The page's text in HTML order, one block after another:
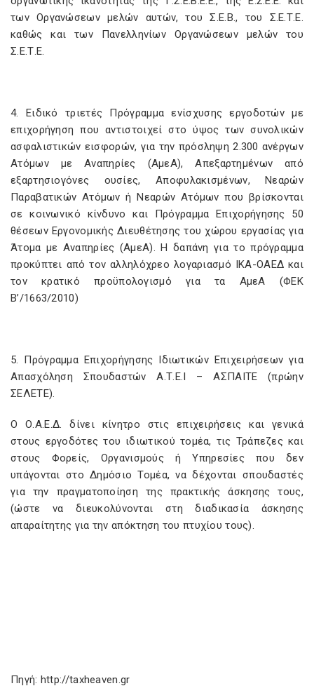
των Οργανώσεων μελών αυτών, του Σ.Ε.Β., του Σ.Ε.Τ.Ε.
καθώς και των Πανελληνίων Οργανώσεων μελών του
Σ.Ε.Τ.Ε.
4. Ειδικό τριετές Πρόγραμμα ενίσχυσης εργοδοτών με
επιχορήγηση που αντιστοιχεί στο ύψος των συνολικών
ασφαλιστικών εισφορών, για την πρόσληψη 2.300 ανέργων
Ατόμων με Αναπηρίες (ΑμεΑ), Απεξαρτημένων από
εξαρτησιογόνες ουσίες, Αποφυλακισμένων, Νεαρών
Παραβατικών Ατόμων ή Νεαρών Ατόμων που βρίσκονται
σε κοινωνικό κίνδυνο και Πρόγραμμα Επιχορήγησης 50
θέσεων Εργονομικής Διευθέτησης του χώρου εργασίας για
Άτομα με Αναπηρίες (ΑμεΑ). Η δαπάνη για το πρόγραμμα
προκύπτει από τον αλληλόχρεο λογαριασμό ΙΚΑ-ΟΑΕΔ και
τον κρατικό προϋπολογισμό για τα ΑμεΑ (ΦΕΚ
Β’/1663/2010)
5. Πρόγραμμα Επιχορήγησης Ιδιωτικών Επιχειρήσεων για
Απασχόληση Σπουδαστών Α.Τ.Ε.Ι – ΑΣΠΑΙΤΕ (πρώην
ΣΕΛΕΤΕ).
Ο Ο.Α.Ε.Δ. δίνει κίνητρο στις επιχειρήσεις και γενικά
στους εργοδότες του ιδιωτικού τομέα, τις Τράπεζες και
στους Φορείς, Οργανισμούς ή Υπηρεσίες που δεν
υπάγονται στο Δημόσιο Τομέα, να δέχονται σπουδαστές
για την πραγματοποίηση της πρακτικής άσκησης τους,
(ώστε να διευκολύνονται στη διαδικασία άσκησης
απαραίτητης για την απόκτηση του πτυχίου τους).
Πηγή: http://taxheaven.gr